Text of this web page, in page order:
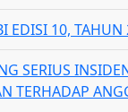
EDISI 10, TAHUN
SERIUS
TERHADAP